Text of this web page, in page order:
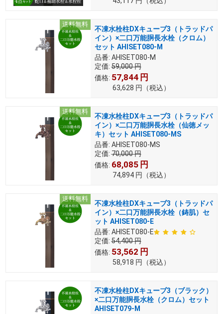
送料無料
不凍水栓柱DXキューブ3（トラッドパ
イン）×二口万能胴長水栓（クロム）
セット AHISET080-M
品番: AHISET080-M
定価: 59,000円
価格: 57,844 円
63,628 円 （税込）
送料無料
不凍水栓柱DXキューブ3（トラッドパ
イン）×二口万能胴長水栓（仙徳メッ
キ）セット AHISET080-MS
品番: AHISET080-MS
定価: 70,000円
価格: 68,085 円
74,894 円 （税込）
送料無料
不凍水栓柱DXキューブ3（トラッドパ
イン）×二口万能胴長水栓（鋳肌）セ
ット AHISET080-E
品番: AHISET080-E
定価: 54,400円
価格: 53,562 円
58,918 円 （税込）
不凍水栓柱DXキューブ3（ブラック）
×二口万能胴長水栓（クロム）セット
AHISET079-M